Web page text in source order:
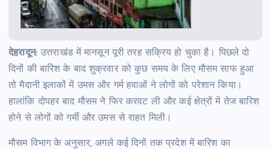
देहरादून:उत्तराखंड में मानसून पूरी तरह सक्रिय हो चुका है। पिछले दो
दिनों की बारिश के बाद शुक्रवार को कुछ समय के लिए मौसम साफ हुआ
तो मैदानी इलाकों में उमस और गर्म हवाओं ने लोगों को परेशान किया।
हालांकि दोपहर बाद मौसम ने फिर करवट ली और कई क्षेत्रों में तेज बारिश
होने से लोगों को गर्मी और उमस से राहत मिली।
मौसम विभाग के अनुसार, अगले कई दिनों तक प्रदेश में बारिश का